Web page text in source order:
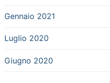
Gennaio 2021
Luglio 2020
Giugno 2020